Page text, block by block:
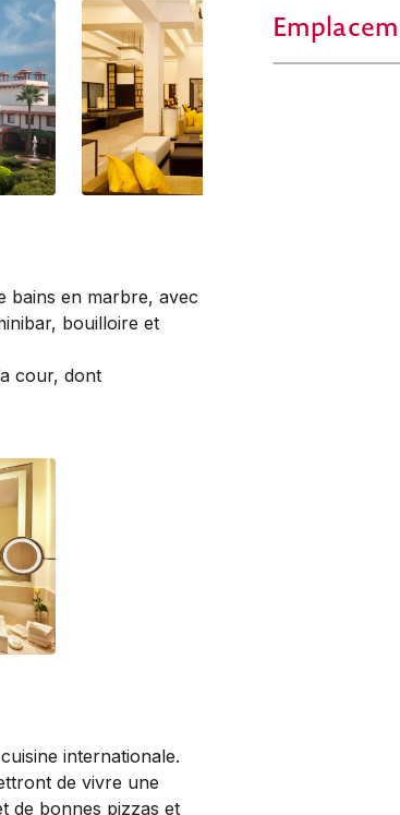
bains en marbre, avec
bouilloire et
cour, dont
internationale.
de vivre une
de bonnes pizzas et